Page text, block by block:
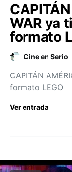
WAR ya
formato
Cine en Serio
CAPITÁN
formato LEGO
Ver entrada